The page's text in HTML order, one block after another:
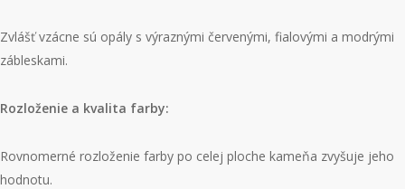
Zvlášť vzácne sú opály s výraznými červenými, fialovými a modrými
zábleskami.
Rozloženie a kvalita farby:
Rovnomerné rozloženie farby po celej ploche kameňa zvyšuje jeho
hodnotu.